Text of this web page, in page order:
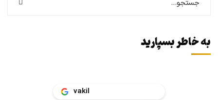
به خاطر بسپارید